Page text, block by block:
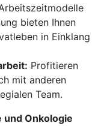
bieten Ihnen
in Einklang
Profitieren
mit anderen
Team.
und Onkologie